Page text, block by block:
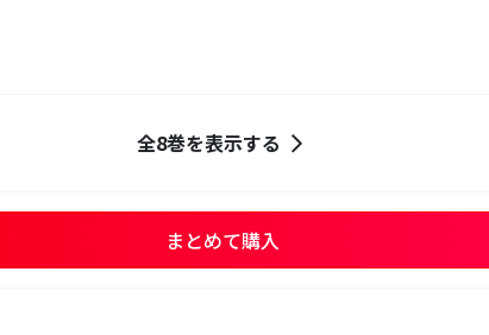
全8巻を表示する
まとめて購入